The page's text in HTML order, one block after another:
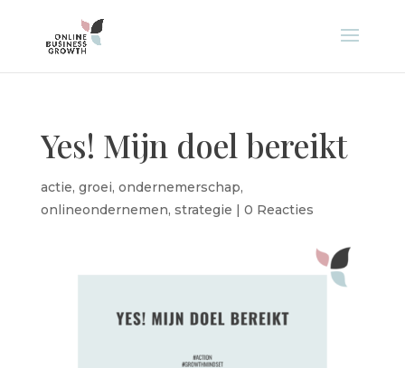
Yes! Mijn doel bereikt
actie, groei, ondernemerschap,
onlineondernemen, strategie | 0 Reacties